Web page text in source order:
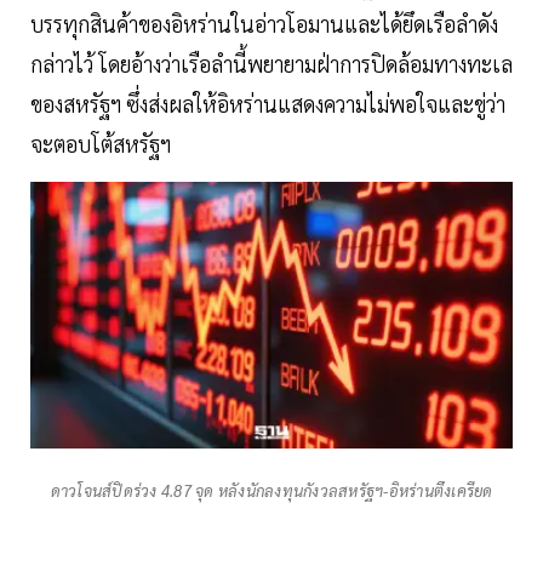
บรรทุกสินค้าของอิหร่านในอ่าวโอมานและได้ยึดเรือลำดัง
กล่าวไว้ โดยอ้างว่าเรือลำนี้พยายามฝ่าการปิดล้อมทางทะเล
ของสหรัฐฯ ซึ่งส่งผลให้อิหร่านแสดงความไม่พอใจและขู่ว่า
จะตอบโต้สหรัฐฯ
ดาวโจนส์ปิดร่วง 4.87 จุด หลังนักลงทุนกังวลสหรัฐฯ-อิหร่านตึงเครียด